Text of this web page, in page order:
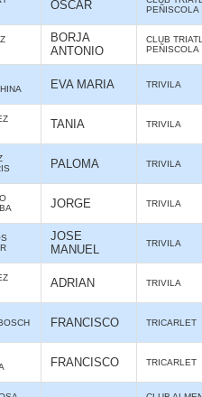
OSCAR
PEÑISCOLA
BORJA
ANTONIO
CLUB
PEÑISCOLA
EVA MARIA TRIVILA
TANIA TRIVILA
PALOMA TRIVILA
JORGE TRIVILA
JOSE
MANUEL
TRIVILA
ADRIAN TRIVILA
FRANCISCO TRICARLET
FRANCISCO TRICARLET